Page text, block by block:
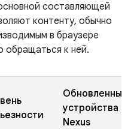
составляющей
контенту, обычно
в браузере
обращаться к ней.
Обновленные
устройства
Nexus